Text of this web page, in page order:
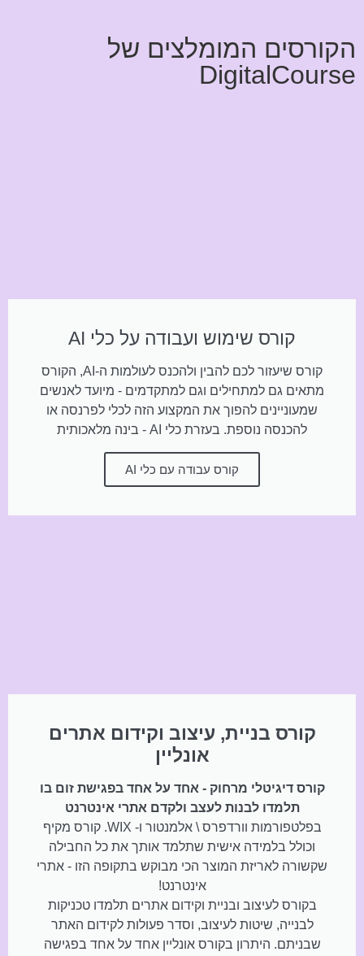
הקורסים המומלצים של
DigitalCourse
קורס שימוש ועבודה על כלי AI
קורס שיעזור לכם להבין ולהכנס לעולמות ה-AI, הקורס
מתאים גם למתחילים וגם למתקדמים - מיועד לאנשים
שמעוניינים להפוך את המקצוע הזה לכלי לפרנסה או
להכנסה נוספת. בעזרת כלי AI - בינה מלאכותית
קורס עבודה עם כלי AI
קורס בניית, עיצוב וקידום אתרים
אונליין
קורס דיגיטלי מרחוק - אחד על אחד בפגישת זום בו
תלמדו לבנות לעצב ולקדם אתרי אינטרנט
בפלטפורמות וורדפרס \ אלמנטור ו- WIX. קורס מקיף
וכולל בלמידה אישית שתלמד אותך את כל החבילה
שקשורה לאריזת המוצר הכי מבוקש בתקופה הזו - אתרי
אינטרנט!
בקורס לעיצוב ובניית וקידום אתרים תלמדו טכניקות
לבנייה, שיטות לעיצוב, וסדר פעולות לקידום האתר
שבניתם. היתרון בקורס אונליין אחד על אחד בפגישה